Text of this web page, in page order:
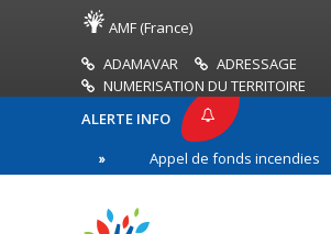
AMF (France)
ADAMAVAR
ADRESSAGE
NUMERISATION DU TERRITOIRE
ALERTE INFO
Appel de fonds incendies de forêt
ligne